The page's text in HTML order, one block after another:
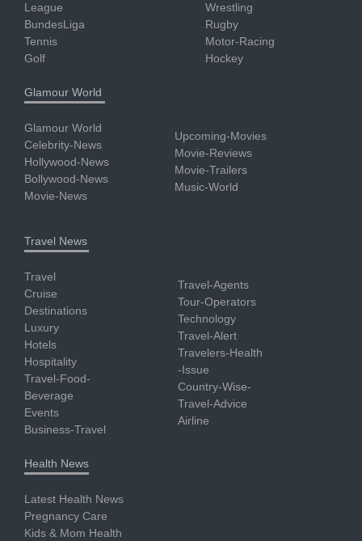
League
BundesLiga
Tennis
Golf
Wrestling
Rugby
Motor-Racing
Hockey
Glamour World
Glamour World
Celebrity-News
Hollywood-News
Bollywood-News
Movie-News
Upcoming-Movies
Movie-Reviews
Movie-Trailers
Music-World
Travel News
Travel
Cruise
Destinations
Luxury
Hotels
Hospitality
Travel-Food-
Beverage
Events
Business-Travel
Travel-Agents
Tour-Operators
Technology
Travel-Alert
Travelers-Health
-Issue
Country-Wise-
Travel-Advice
Airline
Health News
Latest Health News
Pregnancy Care
Kids & Mom Health